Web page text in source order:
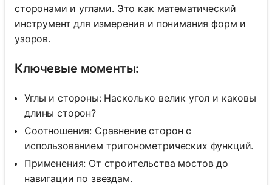
сторонами и углами. Это как математический
инструмент для измерения и понимания форм и
узоров.
Ключевые моменты:
Углы и стороны: Насколько велик угол и каковы
длины сторон?
Соотношения: Сравнение сторон с
использованием тригонометрических функций.
Применения: От строительства мостов до
навигации по звездам.